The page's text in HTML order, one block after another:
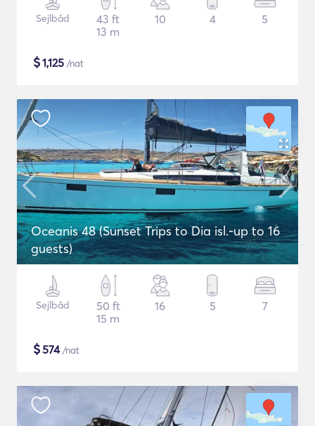
Sejlbåd
43 ft
13 m
10 4 5
$1,125 /nat
Oceanis 48 (Sunset Trips to Dia isl.-up to 16
guests)
Sejlbåd
50 ft
15 m
16 5 7
$574/nat